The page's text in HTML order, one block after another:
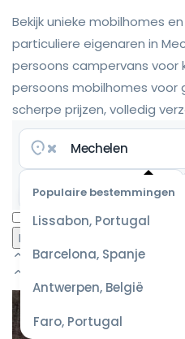
Bekijk unieke mobilhomes
particuliere eigenaren in
persoons campervans
persoons mobilhomes voor
scherpe prijzen, volledig
Populaire bestemmingen
Lissabon, Portugal
Barcelona, Spanje
Antwerpen, België
Faro, Portugal
Selecteer
datum
voor de
scherpste
prijzen
4.7/5 ·138.016 reviews